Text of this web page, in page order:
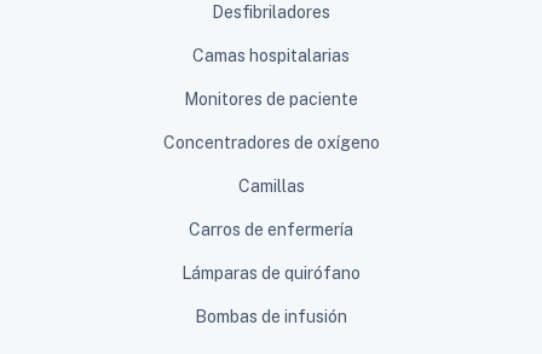
Desfibriladores
Camas hospitalarias
Monitores de paciente
Concentradores de oxígeno
Camillas
Carros de enfermería
Lámparas de quirófano
Bombas de infusión